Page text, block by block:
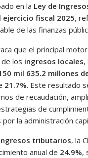
en la Ley de
ejercicio fiscal 2025,
de las finanzas
que el principal
los ingresos locales,
mil 635.2 millones
21.7%. Este resultado
de recaudación,
de
la administración
tributarios, la
anual de 24.9%,